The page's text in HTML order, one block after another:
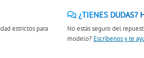
estrictos para
¿TIENES DUDAS?
No estás seguro del
modelo? Escríbenos y te